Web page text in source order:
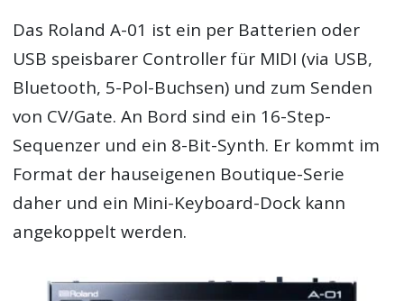
Das Roland A-01 ist ein per Batterien oder
USB speisbarer Controller für MIDI (via USB,
Bluetooth, 5-Pol-Buchsen) und zum Senden
von CV/Gate. An Bord sind ein 16-Step-
Sequenzer und ein 8-Bit-Synth. Er kommt im
Format der hauseigenen Boutique-Serie
daher und ein Mini-Keyboard-Dock kann
angekoppelt werden.